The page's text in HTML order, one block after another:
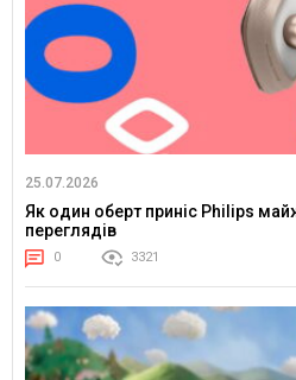
25.07.2026
Як один оберт приніс Philips
переглядів
0 3321